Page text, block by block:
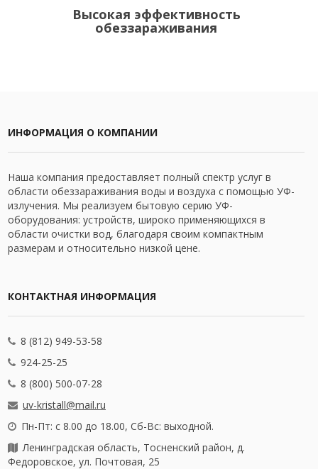
Высокая эффективность
обеззараживания
ИНФОРМАЦИЯ О КОМПАНИИ
Наша компания предоставляет полный спектр услуг в
области обеззараживания воды и воздуха с помощью УФ-
излучения. Мы реализуем бытовую серию УФ-
оборудования: устройств, широко применяющихся в
области очистки вод, благодаря своим компактным
размерам и относительно низкой цене.
КОНТАКТНАЯ ИНФОРМАЦИЯ
8 (812) 949-53-58
924-25-25
8 (800) 500-07-28
uv-kristall@mail.ru
Пн-Пт: с 8.00 до 18.00, Сб-Вс: выходной.
Ленинградская область, Тосненский район, д.
Федоровское, ул. Почтовая, 25